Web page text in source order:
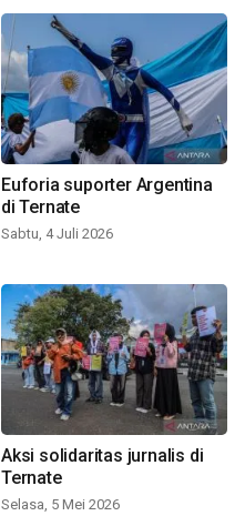
Euforia suporter Argentina
di Ternate
Sabtu, 4 Juli 2026
Aksi solidaritas jurnalis di
Ternate
Selasa, 5 Mei 2026